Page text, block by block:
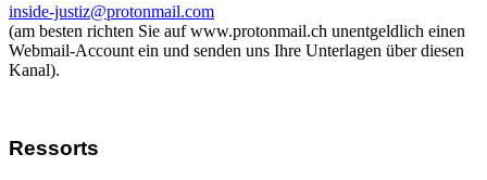
inside-justiz@protonmail.com
(am besten richten Sie auf www.protonmail.ch unentgeldlich einen
Webmail-Account ein und senden uns Ihre Unterlagen über diesen
Kanal).
Ressorts